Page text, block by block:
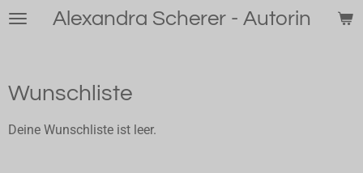
Zum
Alexandra Scherer - Autorin
Wunschliste
Deine Wunschliste ist leer.